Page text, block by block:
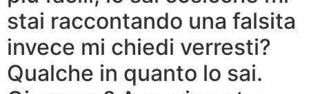
stai raccontando una falsita
invece mi chiedi verresti?
Qualche in quanto lo sai.